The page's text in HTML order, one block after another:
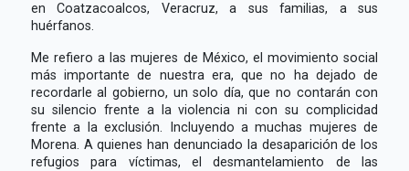
en Coatzacoalcos, Veracruz, a sus familias, a sus
huérfanos.
Me refiero a las mujeres de México, el movimiento social
más importante de nuestra era, que no ha dejado de
recordarle al gobierno, un solo día, que no contarán con
su silencio frente a la violencia ni con su complicidad
frente a la exclusión. Incluyendo a muchas mujeres de
Morena. A quienes han denunciado la desaparición de los
refugios para víctimas, el desmantelamiento de las